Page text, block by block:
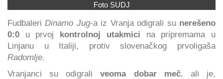
Foto SUDJ
FudbaleriDinamo Jug-a iz Vranja odigrali su nerešeno
0:0 u prvoj kontrolnoj utakmici na pripremama u
Linjanu u Italiji, protiv slovenačkog prvoligaša
Radomlje.
Vranjanci su odigrali veoma dobar meč, ali je,